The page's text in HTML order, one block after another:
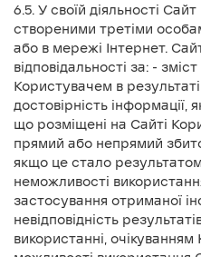
6.5. У своїй діяльності
створеними третіми
або в мережі Інтернет.
відповідальності за: -
Користувачем в
достовірність інформації,
що розміщені на Сайті
прямий або непрямий
якщо це стало
неможливості
застосування отриманої
невідповідність
використанні,